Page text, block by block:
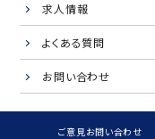
求人情報
よくある質問
お問い合わせ
ご意見お問い合わせ